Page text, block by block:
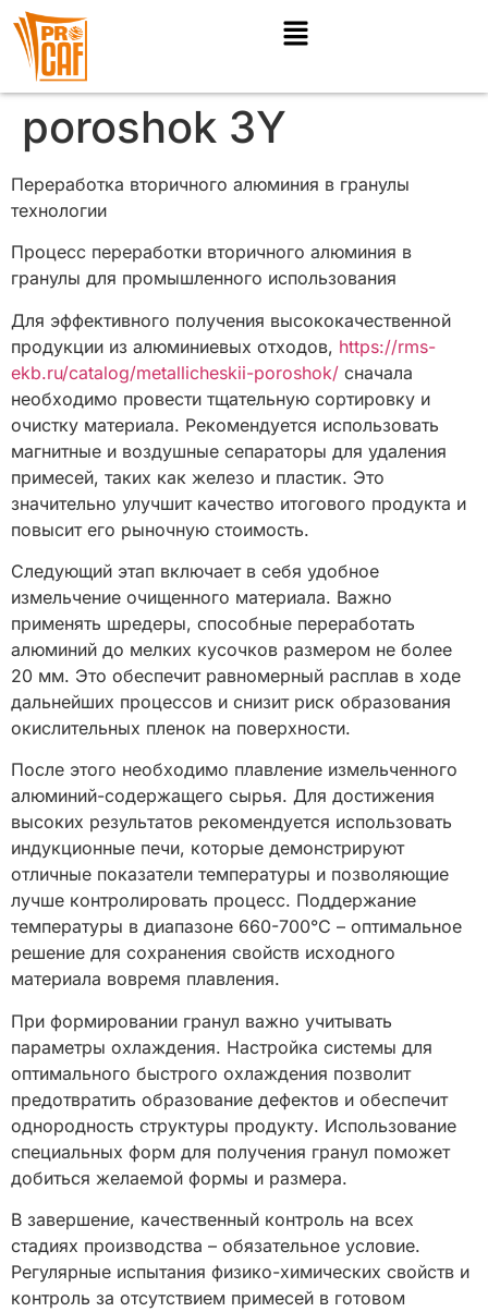
poroshok 3Y
Переработка вторичного алюминия в гранулы
технологии
Процесс переработки вторичного алюминия в
гранулы для промышленного использования
Для эффективного получения высококачественной
продукции из алюминиевых отходов, https://rms-
ekb.ru/catalog/metallicheskii-poroshok/ сначала
необходимо провести тщательную сортировку и
очистку материала. Рекомендуется использовать
магнитные и воздушные сепараторы для удаления
примесей, таких как железо и пластик. Это
значительно улучшит качество итогового продукта и
повысит его рыночную стоимость.
Следующий этап включает в себя удобное
измельчение очищенного материала. Важно
применять шредеры, способные переработать
алюминий до мелких кусочков размером не более
20 мм. Это обеспечит равномерный расплав в ходе
дальнейших процессов и снизит риск образования
окислительных пленок на поверхности.
После этого необходимо плавление измельченного
алюминий-содержащего сырья. Для достижения
высоких результатов рекомендуется использовать
индукционные печи, которые демонстрируют
отличные показатели температуры и позволяющие
лучше контролировать процесс. Поддержание
температуры в диапазоне 660-700°C – оптимальное
решение для сохранения свойств исходного
материала вовремя плавления.
При формировании гранул важно учитывать
параметры охлаждения. Настройка системы для
оптимального быстрого охлаждения позволит
предотвратить образование дефектов и обеспечит
однородность структуры продукту. Использование
специальных форм для получения гранул поможет
добиться желаемой формы и размера.
В завершение, качественный контроль на всех
стадиях производства – обязательное условие.
Регулярные испытания физико-химических свойств и
контроль за отсутствием примесей в готовом